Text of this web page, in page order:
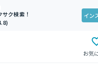
ク検索！
イン
お気